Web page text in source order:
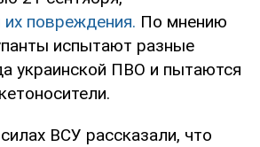
повреждения. По мнению
испытают разные
украинской ПВО и пытаются
ВСУ рассказали, что